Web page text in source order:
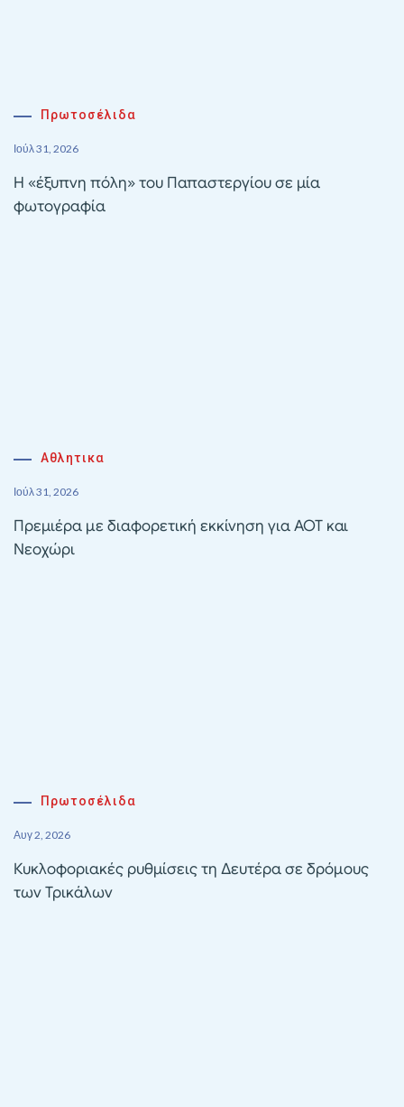
Πρωτοσέλιδα
Ιούλ 31, 2026
Η «έξυπνη πόλη» του Παπαστεργίου σε μία
φωτογραφία
Αθλητικα
Ιούλ 31, 2026
Πρεμιέρα με διαφορετική εκκίνηση για ΑΟΤ και
Νεοχώρι
Πρωτοσέλιδα
Αυγ 2, 2026
Κυκλοφοριακές ρυθμίσεις τη Δευτέρα σε δρόμους
των Τρικάλων